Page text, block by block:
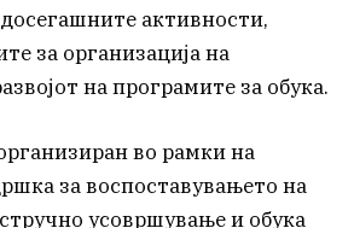
активности,
за организација на
на програмите за обука.
во рамки на
за воспоставувањето на
усовршување и обука